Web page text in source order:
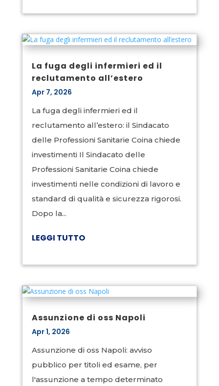
La fuga degli infermieri ed il
reclutamento all’estero
Apr 7, 2026
La fuga degli infermieri ed il
reclutamento all’estero: il Sindacato
delle Professioni Sanitarie Coina chiede
investimenti Il Sindacato delle
Professioni Sanitarie Coina chiede
investimenti nelle condizioni di lavoro e
standard di qualità e sicurezza rigorosi.
Dopo la...
LEGGI TUTTO
Assunzione di oss Napoli
Apr 1, 2026
Assunzione di oss Napoli: avviso
pubblico per titoli ed esame, per
l'assunzione a tempo determinato